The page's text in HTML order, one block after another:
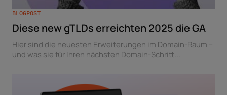
BLOGPOST
Diese new gTLDs erreichten 2025 die GA
Hier sind die neuesten Erweiterungen im Domain-Raum –
und was sie für Ihren nächsten Domain-Schritt...